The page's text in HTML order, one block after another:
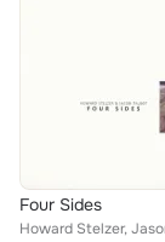
Four Sides
Howard Stelzer,